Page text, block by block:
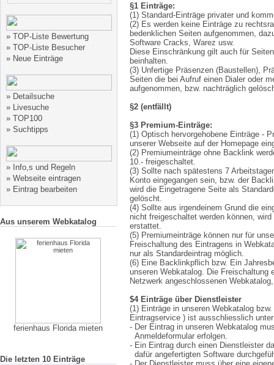
» TOP-Liste Bewertung
» TOP-Liste Besucher
» Neue Einträge
» Detailsuche
» Livesuche
» TOP100
» Suchtipps
» Info,s und Regeln
» Webseite eintragen
» Eintrag bearbeiten
Aus unserem Webkatalog
ferienhaus Florida mieten
Die letzten 10 Einträge
§1 Einträge:
(1) Standard-Einträge privater und
(2) Es werden keine Einträge zu
bedenklichen Seiten aufgenommen,
Software Cracks, Warez usw.
Diese Einschränkung gilt auch für
beinhalten.
(3) Unfertige Präsenzen (Baustellen),
Seiten die bei Aufruf einen Dialer oder
aufgenommen, bzw. nachträglich
§2 (entfällt)
§3 Premium-Einträge:
(1) Optisch hervorgehobene Einträge -
unserer Webseite auf der Homepage
(2) Premiumeinträge ohne Backlink
10.- freigeschaltet.
(3) Sollte nach spätestens 7
Konto eingegangen sein, bzw. der
wird die Eingetragene Seite als
gelöscht.
(4) Sollte aus irgendeinem Grund die
nicht freigeschaltet werden können,
erstattet.
(5) Premiumeinträge können nur für
Freischaltung des Eintragens in
nur als Standardeintrag möglich.
(6) Eine Backlinkpflich bzw. Ein
unseren Webkatalog. Die Freischaltung
Netzwerk angeschlossenen
$4 Einträge über Dienstleister
(1) Einträge in unseren Webkatalog
Eintragservice ) ist ausschliesslich
- Der Eintrag in unseren Webkatalog
Anmeldeformular erfolgen.
- Ein Eintrag durch einen Dienstleister
dafür angefertigten Software